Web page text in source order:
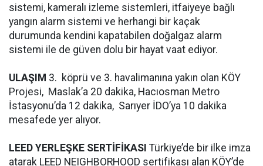
sistemi, kameralı izleme sistemleri, itfaiyeye bağlı
yangın alarm sistemi ve herhangi bir kaçak
durumunda kendini kapatabilen doğalgaz alarm
sistemi ile de güven dolu bir hayat vaat ediyor.
ULAŞIM 3. köprü ve 3. havalimanına yakın olan KÖY
Projesi, Maslak’a 20 dakika, Hacıosman Metro
İstasyonu’da 12 dakika, Sarıyer İDO’ya 10 dakika
mesafede yer alıyor.
LEED YERLEŞKE SERTİFİKASI Türkiye’de bir ilke imza
atarak LEED NEIGHBORHOOD sertifikası alan KÖY’de